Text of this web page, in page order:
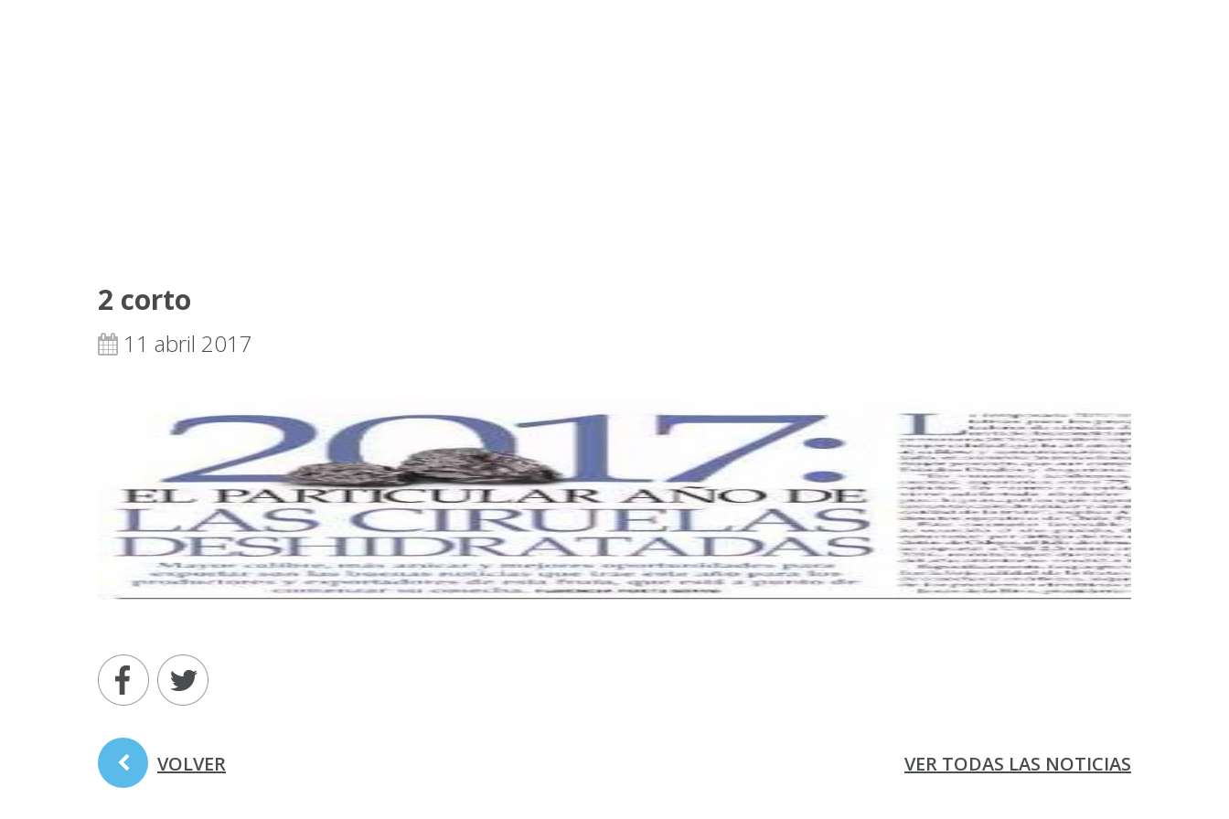
2 corto
11 abril 2017
VER TODAS LAS NOTICIAS
VOLVER